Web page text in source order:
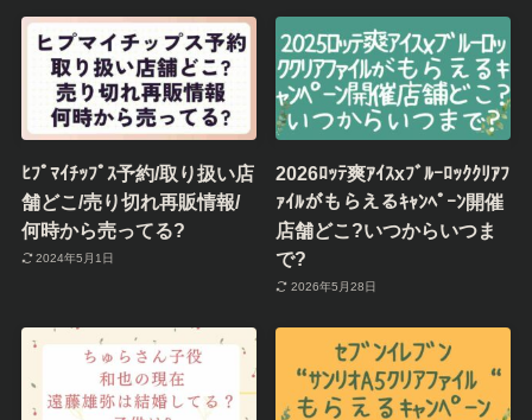
ﾋﾌﾟﾏｲﾁｯﾌﾟｽ予約/取り扱い店
舗どこ/売り切れ再販情報/
何時から売ってる?
2024年5月1日
2026ﾛｯﾃ爽ｱｲｽxﾌﾞﾙｰﾛｯｸｸﾘｱﾌ
ｧｲﾙがもらえるｷｬﾝﾍﾟｰﾝ開催
店舗どこ?いつからいつま
で?
2026年5月28日